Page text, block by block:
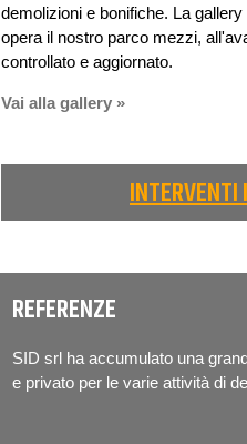
demolizioni e bonifiche. La
opera il nostro parco mezzi,
controllato e aggiornato.
Vai alla gallery »
REFERENZE
SID srl ha accumulato una
e privato per le varie attività di